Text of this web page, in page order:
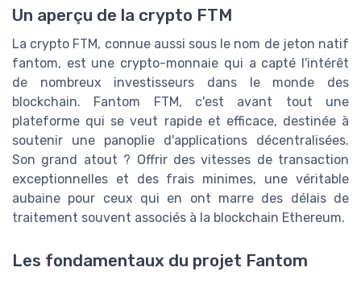
Un aperçu de la crypto FTM
La crypto FTM, connue aussi sous le nom de jeton natif
fantom, est une crypto-monnaie qui a capté l'intérêt
de nombreux investisseurs dans le monde des
blockchain. Fantom FTM, c'est avant tout une
plateforme qui se veut rapide et efficace, destinée à
soutenir une panoplie d'applications décentralisées.
Son grand atout ? Offrir des vitesses de transaction
exceptionnelles et des frais minimes, une véritable
aubaine pour ceux qui en ont marre des délais de
traitement souvent associés à la blockchain Ethereum.
Les fondamentaux du projet Fantom